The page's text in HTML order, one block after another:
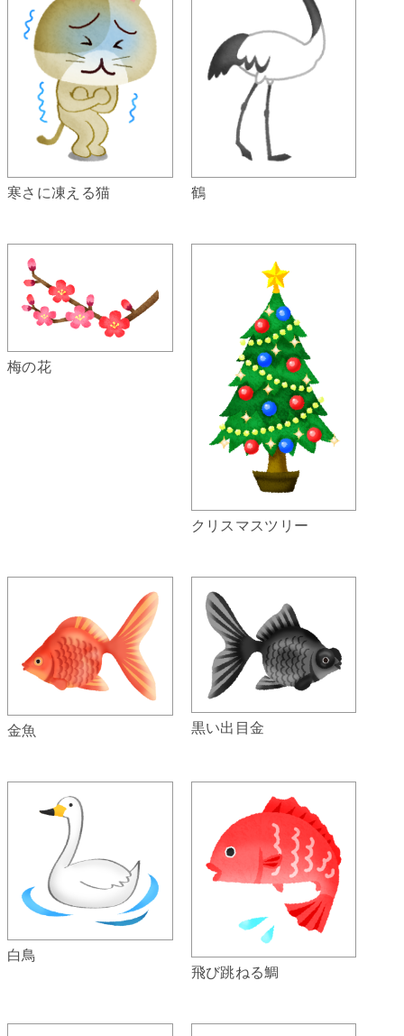
寒さに凍える猫 鶴
梅の花
クリスマスツリー
金魚 黒い出目金
白鳥
飛び跳ねる鯛